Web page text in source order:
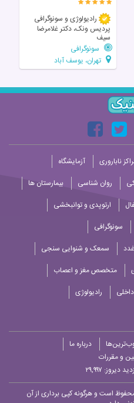
رادیولوژی و سونوگرافی
پردیس ونک، دکتر غلامرضا
سیف
سونوگرافی
تهران، یوسف آباد
ناباروری
آزمایشگاه
روان شناسی
بیمارستان ها
ارتوپدی و توانبخشی
سونوگرافی
سمعک و شنوایی سنجی
متخصص مغز و اعصاب
رادیولوژی
درباره ما
و مقررات
دیروز: ۲۹,۹۹۷
است و هرگونه کپی برداری از آن